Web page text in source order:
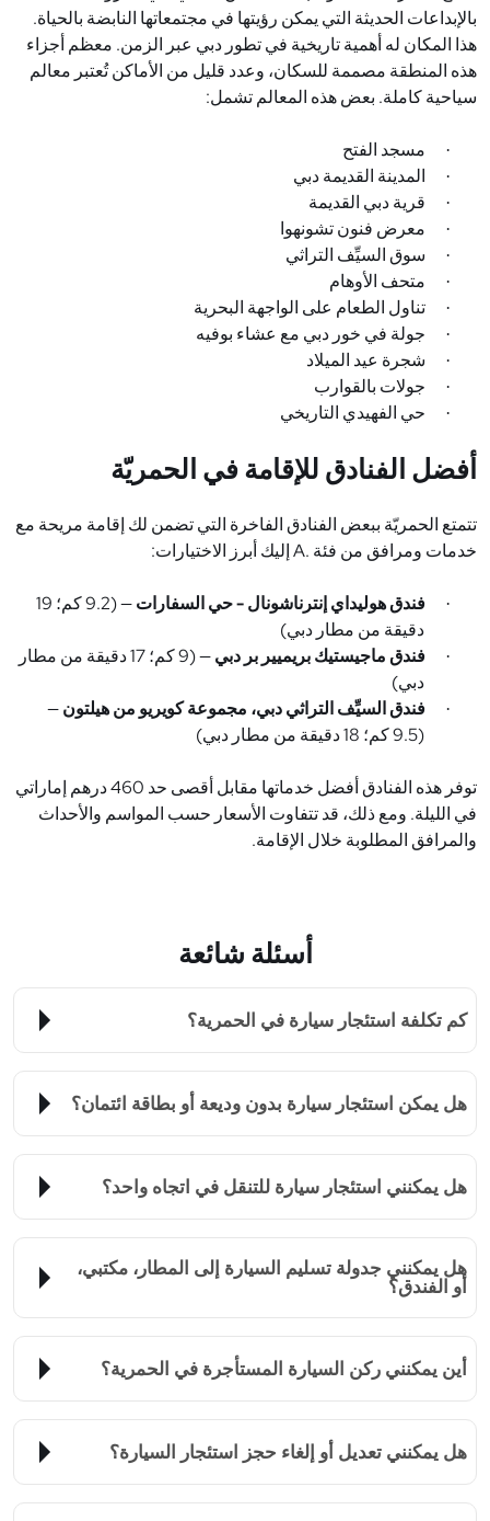
بالإبداعات الحديثة التي يمكن رؤيتها في مجتمعاتها النابضة بالحياة.
هذا المكان له أهمية تاريخية في تطور دبي عبر الزمن. معظم أجزاء
هذه المنطقة مصممة للسكان، وعدد قليل من الأماكن تُعتبر معالم
سياحية كاملة. بعض هذه المعالم تشمل:
· مسجد الفتح
· المدينة القديمة دبي
· قرية دبي القديمة
· معرض فنون تشونهوا
· سوق السيِّف التراثي
· متحف الأوهام
· تناول الطعام على الواجهة البحرية
· جولة في خور دبي مع عشاء بوفيه
· شجرة عيد الميلاد
· جولات بالقوارب
· حي الفهيدي التاريخي
أفضل الفنادق للإقامة في الحمريّة
تتمتع الحمريّة ببعض الفنادق الفاخرة التي تضمن لك إقامة مريحة مع
خدمات ومرافق من فئة A.إليك أبرز الاختيارات:
· فندق هوليداي إنترناشونال - حي السفارات
— (9.2 كم؛ 19
دقيقة من مطار دبي)
· فندق ماجيستيك بريميير بر دبي
— (9 كم؛ 17 دقيقة من مطار
دبي)
· فندق السيِّف التراثي دبي، مجموعة كويريو من هيلتون—
(9.5 كم؛ 18 دقيقة من مطار دبي)
توفر هذه الفنادق أفضل خدماتها مقابل أقصى حد 460 درهم إماراتي
في الليلة. ومع ذلك، قد تتفاوت الأسعار حسب المواسم والأحداث
والمرافق المطلوبة خلال الإقامة.
أسئلة شائعة
كم تكلفة استئجار سيارة في الحمرية؟
هل يمكن استئجار سيارة بدون وديعة أو بطاقة ائتمان؟
هل يمكنني استئجار سيارة للتنقل في اتجاه واحد؟
هل يمكنني جدولة تسليم السيارة إلى المطار، مكتبي،
أو الفندق؟
أين يمكنني ركن السيارة المستأجرة في الحمرية؟
هل يمكنني تعديل أو إلغاء حجز استئجار السيارة؟